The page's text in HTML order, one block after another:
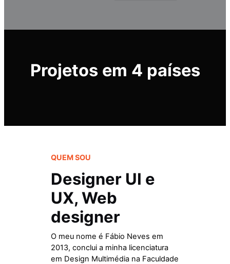
Projetos em 4 países
QUEM SOU
Designer UI e
UX, Web
designer
O meu nome é Fábio Neves em
2013, conclui a minha licenciatura
em Design Multimédia na Faculdade